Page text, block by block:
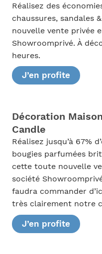
Réalisez des
chaussures, sandales
nouvelle vente privée
Showroomprivé. À
heures.
J’en profite
Décoration
Candle
Réalisez jusqu’à 67%
bougies parfumées
cette toute nouvelle
société
faudra commander
très clairement notre
J’en profite